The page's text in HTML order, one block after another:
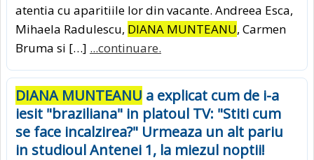
atentia cu aparitiile lor din vacante. Andreea Esca,
Mihaela Radulescu, DIANA MUNTEANU, Carmen
Bruma si […] ...continuare.
DIANA MUNTEANU a explicat cum de i-a
iesit "braziliana" in platoul TV: "Stiti cum
se face incalzirea?" Urmeaza un alt pariu
in studioul Antenei 1, la miezul noptii!